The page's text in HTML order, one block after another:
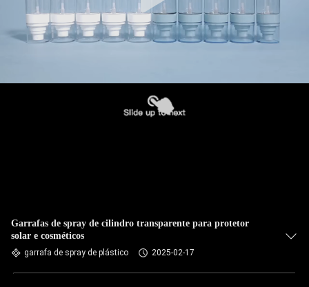
Garrafas de spray de cilindro transparente para protetor
solar e cosméticos
garrafa de spray de plástico 2025-02-17